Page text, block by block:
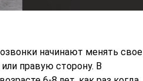
начинают менять свое
правую сторону. В